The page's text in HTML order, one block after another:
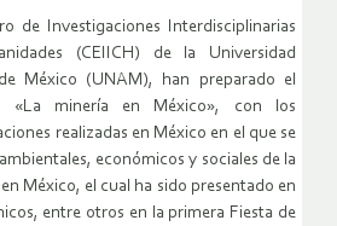
de Investigaciones Interdisciplinarias
(CEIICH) de la Universidad
México (UNAM), han preparado el
«La minería en México», con los
realizadas en México en el que se
económicos y sociales de la
México, el cual ha sido presentado en
entre otros en la primera Fiesta de